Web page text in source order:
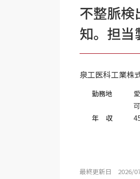
不整脈検
知。担当
泉工医科工業株
勤務地
年 収
最終更新日 2026/